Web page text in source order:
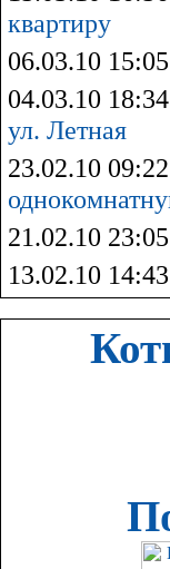
квартиру
06.03.10
04.03.10
ул. Летная
23.02.10
21.02.10
13.02.10